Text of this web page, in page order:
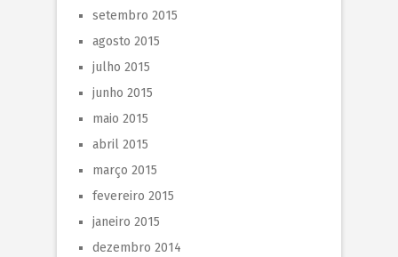
setembro 2015
agosto 2015
julho 2015
junho 2015
maio 2015
abril 2015
março 2015
fevereiro 2015
janeiro 2015
dezembro 2014